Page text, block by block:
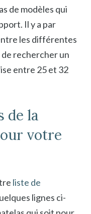
de modèles qui
Il y a par
les différentes
de rechercher un
entre 25 et 32
de la
votre
liste de
lignes ci-